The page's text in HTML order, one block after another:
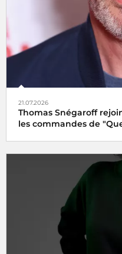
21.07.2026
Thomas Snégaroff
les commandes de